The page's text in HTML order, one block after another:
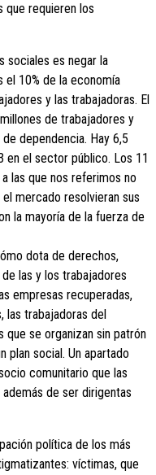
que requieren los
sociales es negar la
el 10% de la economía
y las trabajadoras. El
de trabajadores y
dependencia. Hay 6,5
en el sector público. Los 11
las que nos referimos no
mercado resolvieran sus
la mayoría de la fuerza de
dota de derechos,
las y los trabajadores
empresas recuperadas,
las trabajadoras del
que se organizan sin patrón
plan social. Un apartado
comunitario que las
de ser dirigentas
política de los más
víctimas, que